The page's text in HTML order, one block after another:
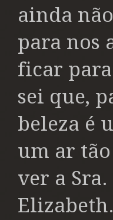
ainda
para nos
ficar
sei que,
beleza é
um ar
ver a